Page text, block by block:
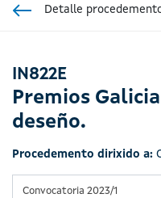
Detalle
IN822E
Premios
deseño.
Procedemento dirixido a:
Convocatoria 2023/1